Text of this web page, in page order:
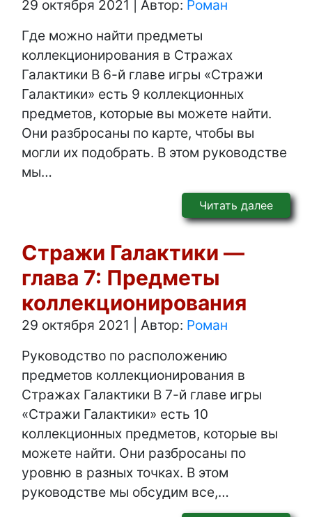
29 октября 2021 Автор: Роман
Где можно найти предметы
коллекционирования в Стражах
Галактики В 6-й главе игры «Стражи
Галактики» есть 9 коллекционных
предметов, которые вы можете найти.
Они разбросаны по карте, чтобы вы
могли их подобрать. В этом руководстве
мы…
Читать далее
Стражи Галактики —
глава 7: Предметы
коллекционирования
29 октября 2021 Автор: Роман
Руководство по расположению
предметов коллекционирования в
Стражах Галактики В 7-й главе игры
«Стражи Галактики» есть 10
коллекционных предметов, которые вы
можете найти. Они разбросаны по
уровню в разных точках. В этом
руководстве мы обсудим все,…